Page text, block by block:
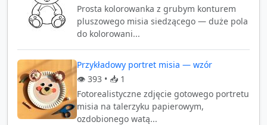
Prosta kolorowanka z grubym konturem
pluszowego misia siedzącego — duże pola
do kolorowani...
Przykładowy portret misia — wzór
👁️ 393 • 📥 1
Fotorealistyczne zdjęcie gotowego portretu
misia na talerzyku papierowym,
ozdobionego watą...